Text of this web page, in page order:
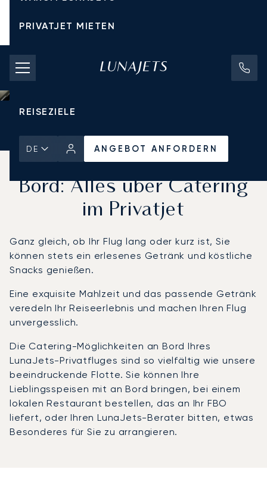
PRIVATJET MIETEN
CHARTERPREISE
PRIVATJETS
REISEZIELE
DE ANGEBOT ANFORDERN
Exquisite Mahlzeiten an
Bord: Alles über Catering
im Privatjet
Ganz gleich, ob Ihr Flug lang oder kurz ist, Sie
können stets ein erlesenes Getränk und köstliche
Snacks genießen.
Eine exquisite Mahlzeit und das passende Getränk
veredeln Ihr Reiseerlebnis und machen Ihren Flug
unvergesslich.
Die Catering-Möglichkeiten an Bord Ihres
LunaJets-Privatfluges sind so vielfältig wie unsere
beeindruckende Flotte. Sie können Ihre
Lieblingsspeisen mit an Bord bringen, bei einem
lokalen Restaurant bestellen, das an Ihr FBO
liefert, oder Ihren LunaJets-Berater bitten, etwas
Besonderes für Sie zu arrangieren.